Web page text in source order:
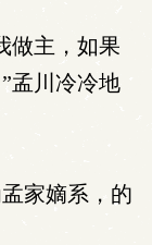
做主，如果
孟川冷冷地
家嫡系，的